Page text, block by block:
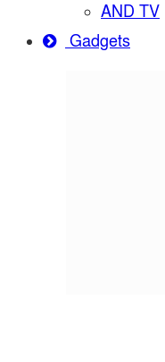
AND TV
Gadgets